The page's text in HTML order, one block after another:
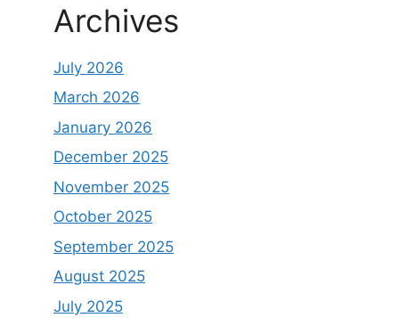
Archives
July 2026
March 2026
January 2026
December 2025
November 2025
October 2025
September 2025
August 2025
July 2025